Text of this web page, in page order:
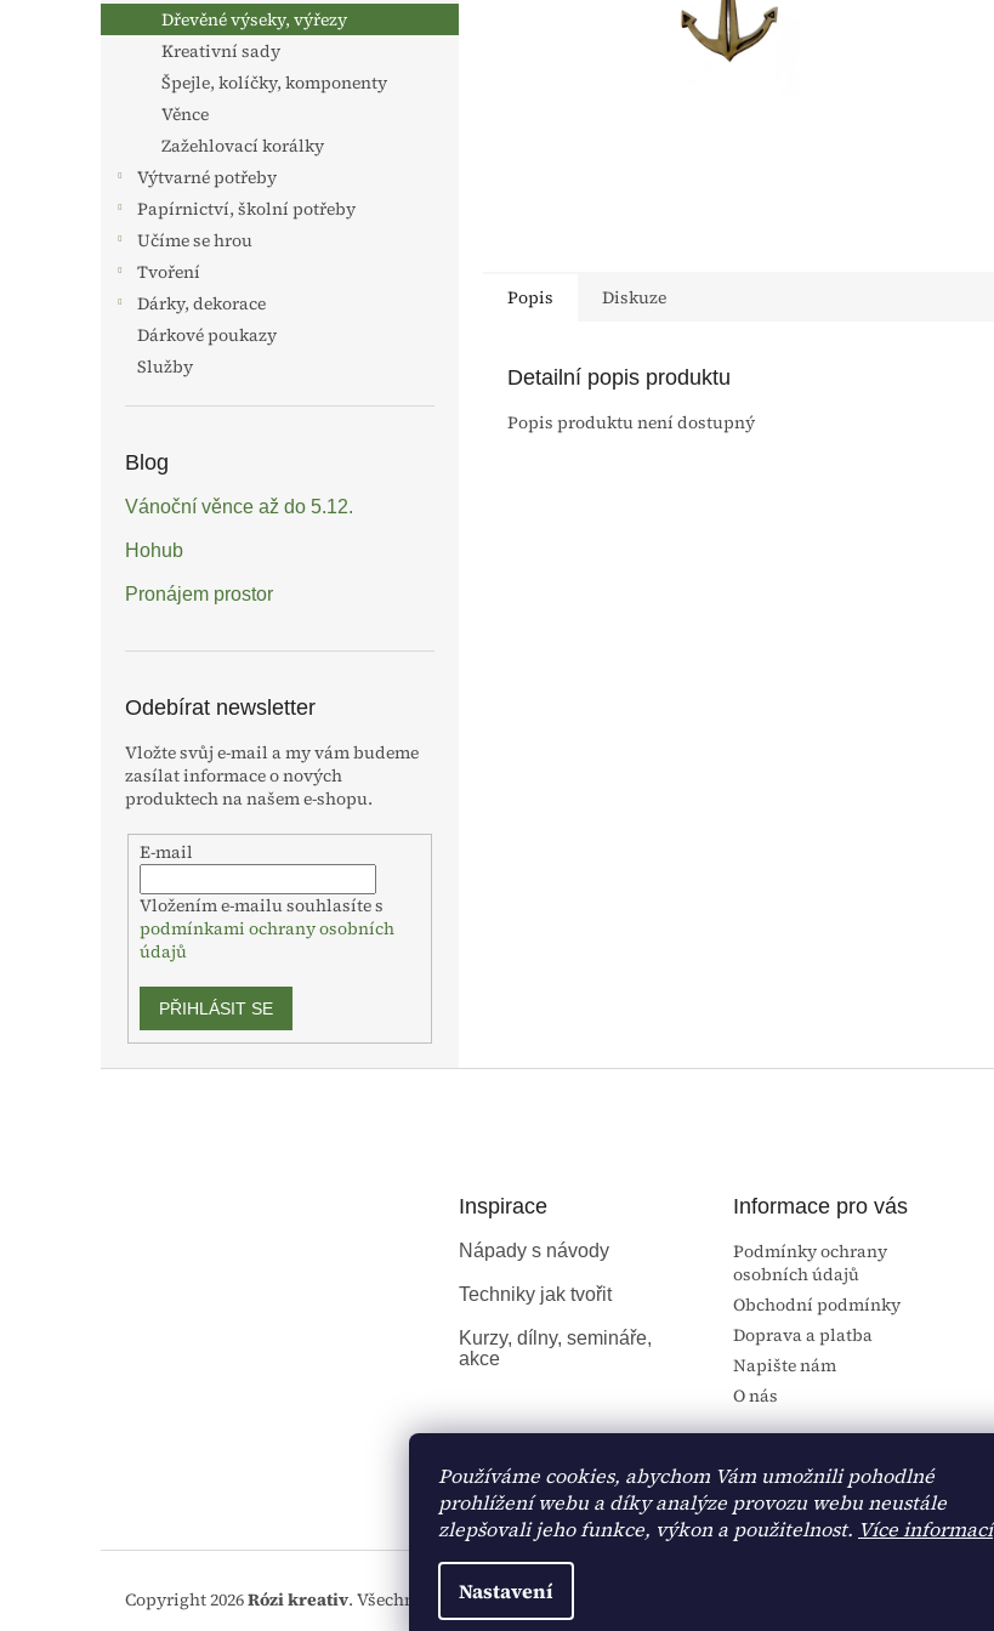
Používáme cookies, abychom Vám umožnili pohodlné
prohlížení webu a díky analýze provozu webu neustále
zlepšovali jeho funkce, výkon a použitelnost. Více informací
Nastavení
n
e
Dřevěné výseky, výřezy
Kreativní sady
Špejle, kolíčky, komponenty
Věnce
Zažehlovací korálky
Výtvarné potřeby
Papírnictví, školní potřeby
Učíme se hrou
Tvoření
Dárky, dekorace
Dárkové poukazy
Služby
Blog
Vánoční věnce až do 5.12.
Hohub
Pronájem prostor
Odebírat newsletter
Vložte svůj e-mail a my vám budeme
zasílat informace o nových
produktech na našem e-shopu.
E-mail
Vložením e-mailu souhlasíte s
podmínkami ochrany osobních
údajů
PŘIHLÁSIT SE
Popis Diskuze
Detailní popis produktu
Popis produktu není dostupný
Inspirace
Nápady s návody
Techniky jak tvořit
Kurzy, dílny, semináře,
akce
Informace pro vás
Podmínky ochrany
osobních údajů
Obchodní podmínky
Doprava a platba
Napište nám
O nás
Copyright 2026Rózi kreativ. Všechna práva vyhrazena.